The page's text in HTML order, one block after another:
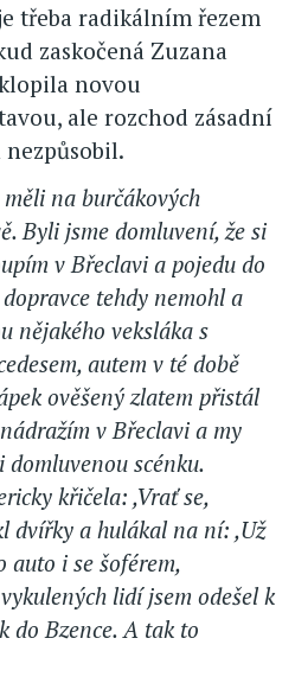
třeba radikálním řezem
zaskočená Zuzana
novou
ale rozchod zásadní
na burčákových
Byli jsme domluvení, že si
v Břeclavi a pojedu do
tehdy nemohl a
nějakého veksláka s
autem v té době
ověšený zlatem přistál
v Břeclavi a my
scénku.
křičela: ,Vrať se,
dvířky a hulákal na ní: ,Už
auto i se šoférem,
lidí jsem odešel k
do Bzence. A tak to